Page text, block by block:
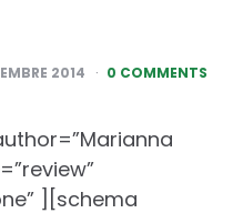
2014 0 COMMENTS
][schema